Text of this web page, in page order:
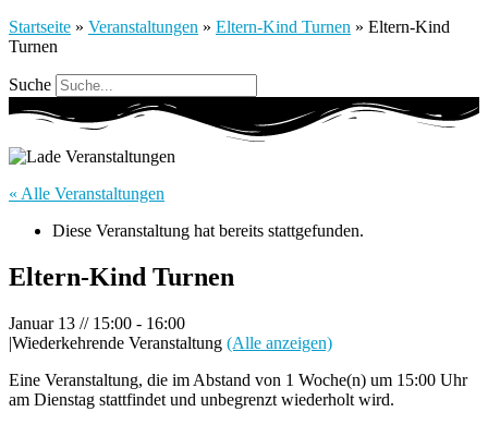
Startseite » Veranstaltungen » Eltern-Kind Turnen » Eltern-Kind
Turnen
Suche
« Alle Veranstaltungen
Diese Veranstaltung hat bereits stattgefunden.
Eltern-Kind Turnen
Januar 13 // 15:00 - 16:00
|Wiederkehrende Veranstaltung (Alle anzeigen)
Eine Veranstaltung, die im Abstand von 1 Woche(n) um 15:00 Uhr
am Dienstag stattfindet und unbegrenzt wiederholt wird.